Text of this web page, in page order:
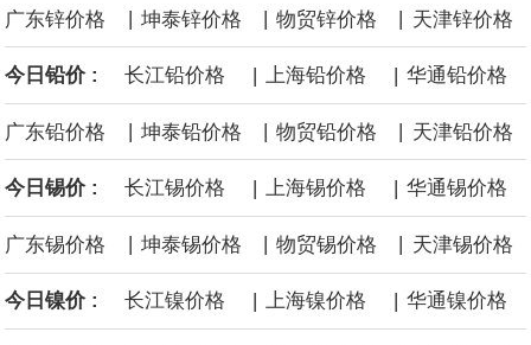
元上方的盘整区间中进一步上涨。
必和必拓港口联合工会：必和必拓西澳大利亚铁矿石业务的工人已
通知，将于8月9日实施24小时停工。
广东锌价格 | 坤泰锌价格 | 物贸锌价格 | 天津锌价格
今日铅价 : 长江铅价格 | 上海铅价格 | 华通铅价格
广东铅价格 坤泰铅价格 物贸铅价格 天津铅价格
今日锡价 : 长江锡价格 | 上海锡价格 | 华通锡价格
广东锡价格 坤泰锡价格 物贸锡价格 天津锡价格
今日镍价 : 长江镍价格 | 上海镍价格 | 华通镍价格